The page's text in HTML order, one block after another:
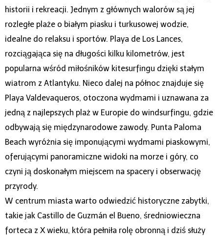
historii i rekreacji. Jednym z głównych walorów są jej
rozległe plaże o białym piasku i turkusowej wodzie,
idealne do relaksu i sportów. Playa de Los Lances,
rozciągająca się na długości kilku kilometrów, jest
popularna wśród miłośników kitesurfingu dzięki stałym
wiatrom z Atlantyku. Nieco dalej na północ znajduje się
Playa Valdevaqueros, otoczona wydmami i uznawana za
jedną z najlepszych plaż w Europie do windsurfingu, gdzie
odbywają się międzynarodowe zawody. Punta Paloma
Beach wyróżnia się imponującymi wydmami piaskowymi,
oferującymi panoramiczne widoki na morze i góry, co
czyni ją doskonałym miejscem na spacery i obserwację
przyrody.
W centrum miasta warto odwiedzić historyczne zabytki,
takie jak Castillo de Guzmán el Bueno, średniowieczna
forteca z X wieku, która pełniła rolę obronną i dziś służy